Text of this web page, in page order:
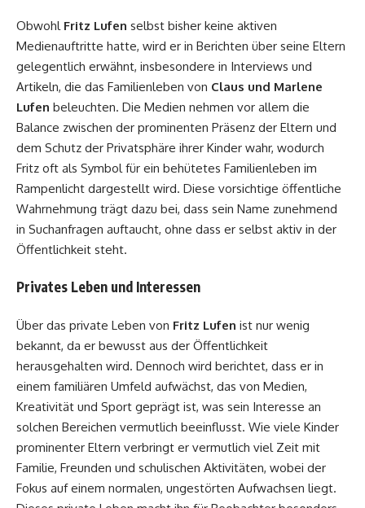
Obwohl Fritz Lufen selbst bisher keine aktiven
Medienauftritte hatte, wird er in Berichten über seine Eltern
gelegentlich erwähnt, insbesondere in Interviews und
Artikeln, die das Familienleben von Claus und Marlene
Lufen beleuchten. Die Medien nehmen vor allem die
Balance zwischen der prominenten Präsenz der Eltern und
dem Schutz der Privatsphäre ihrer Kinder wahr, wodurch
Fritz oft als Symbol für ein behütetes Familienleben im
Rampenlicht dargestellt wird. Diese vorsichtige öffentliche
Wahrnehmung trägt dazu bei, dass sein Name zunehmend
in Suchanfragen auftaucht, ohne dass er selbst aktiv in der
Öffentlichkeit steht.
Privates Leben und Interessen
Über das private Leben von Fritz Lufen ist nur wenig
bekannt, da er bewusst aus der Öffentlichkeit
herausgehalten wird. Dennoch wird berichtet, dass er in
einem familiären Umfeld aufwächst, das von Medien,
Kreativität und Sport geprägt ist, was sein Interesse an
solchen Bereichen vermutlich beeinflusst. Wie viele Kinder
prominenter Eltern verbringt er vermutlich viel Zeit mit
Familie, Freunden und schulischen Aktivitäten, wobei der
Fokus auf einem normalen, ungestörten Aufwachsen liegt.